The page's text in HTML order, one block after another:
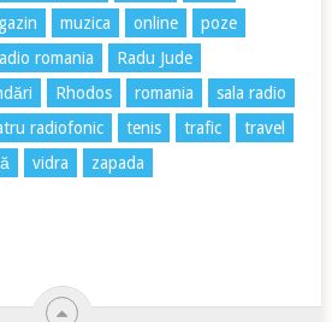
muzica online
poze
romania
Radu Jude
Rhodos romania
sala radio
radiofonic tenis trafic
travel
vidra zapada